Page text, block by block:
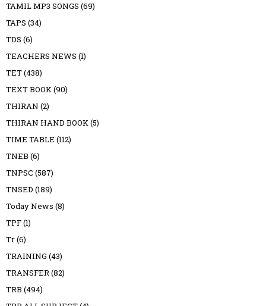
TAMIL MP3 SONGS (69)
TAPS (34)
TDS (6)
TEACHERS NEWS (1)
TET(438)
TEXT BOOK(90)
THIRAN (2)
THIRAN HAND BOOK(5)
TIME TABLE (112)
TNEB (6)
TNPSC (587)
TNSED (189)
Today News (8)
TPF(1)
Tr(6)
TRAINING (43)
TRANSFER(82)
TRB (494)